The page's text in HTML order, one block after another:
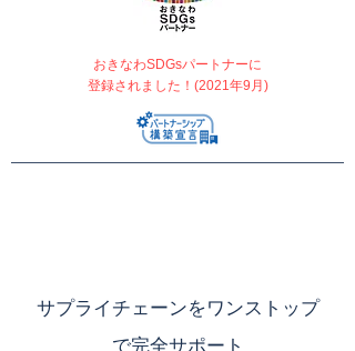
​サプライチェーンをワンストップ
で完全サポート
おきなわSDGsパートナーに
登録されました！(2021年9月)